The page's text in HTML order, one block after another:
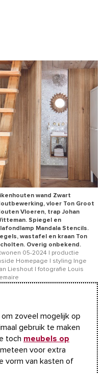
wand Zwart
vloer Ton Groot
Vloeren, trap Johan
Spiegel en
Mandala Stencils.
wastafel en kraan Ton
Overig onbekend.
05-2024 | productie
Homepage | styling Inge
Lieshout | fotografie Louis
zoveel mogelijk op
gebruik te maken
toch meubels op
voor extra
vorm van kasten of